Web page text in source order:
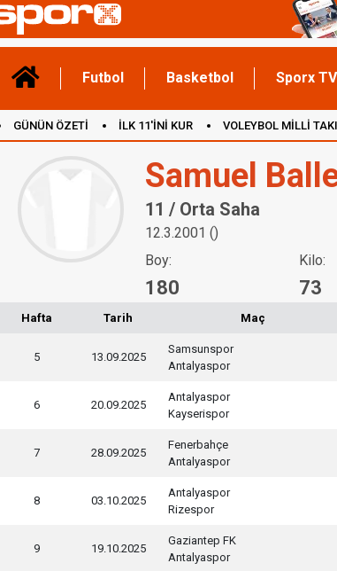
Futbol Basketbol Sporx TV
GÜNÜN ÖZETİ İLK 11'İNİ KUR VOLEYBOL MİLLİ
Samuel
11 / Orta Saha
12.3.2001 ()
Boy:
180
Kilo:
73
Hafta Tarih Maç
5 13.09.2025
Samsunspor
Antalyaspor
6 20.09.2025
Antalyaspor
Kayserispor
7 28.09.2025
Fenerbahçe
Antalyaspor
8 03.10.2025
Antalyaspor
Rizespor
9 19.10.2025
Gaziantep FK
Antalyaspor